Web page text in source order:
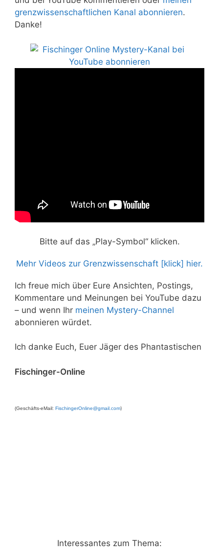
grenzwissenschaftlichen Kanal abonnieren.
Danke!
Bitte auf das „Play-Symbol“ klicken.
Mehr Videos zur Grenzwissenschaft [klick] hier.
Ich freue mich über Eure Ansichten, Postings,
Kommentare und Meinungen bei YouTube dazu
– und wenn Ihr meinen Mystery-Channel
abonnieren würdet.
Ich danke Euch, Euer Jäger des Phantastischen
Fischinger-Online
(Geschäfts-eMail: FischingerOnline@gmail.com)
Interessantes zum Thema: